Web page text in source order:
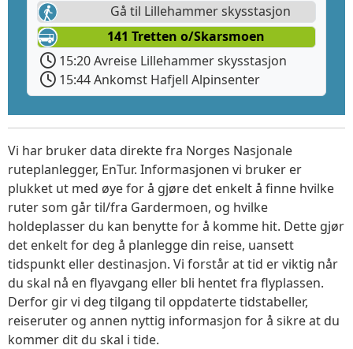
Gå til Lillehammer skysstasjon
141 Tretten o/Skarsmoen
15:20 Avreise Lillehammer skysstasjon
15:44 Ankomst Hafjell Alpinsenter
Vi har bruker data direkte fra Norges Nasjonale
ruteplanlegger, EnTur. Informasjonen vi bruker er
plukket ut med øye for å gjøre det enkelt å finne hvilke
ruter som går til/fra Gardermoen, og hvilke
holdeplasser du kan benytte for å komme hit. Dette gjør
det enkelt for deg å planlegge din reise, uansett
tidspunkt eller destinasjon. Vi forstår at tid er viktig når
du skal nå en flyavgang eller bli hentet fra flyplassen.
Derfor gir vi deg tilgang til oppdaterte tidstabeller,
reiseruter og annen nyttig informasjon for å sikre at du
kommer dit du skal i tide.